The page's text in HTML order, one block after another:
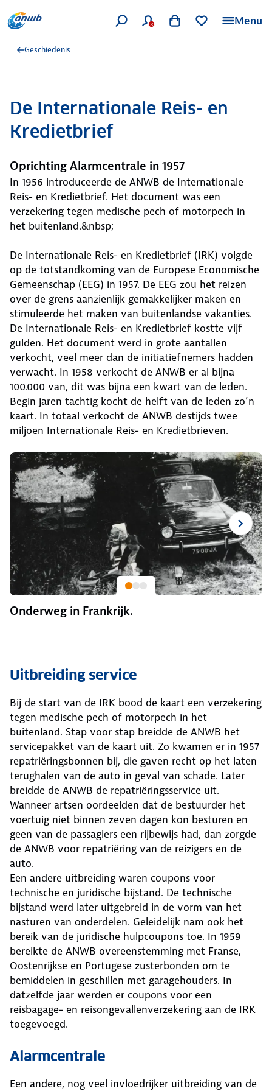
Menu
Geschiedenis
De Internationale Reis- en
Kredietbrief
Oprichting Alarmcentrale in 1957
In 1956 introduceerde de ANWB de Internationale
Reis- en Kredietbrief. Het document was een
verzekering tegen medische pech of motorpech in
het buitenland.&nbsp;
De Internationale Reis- en Kredietbrief (IRK) volgde
op de totstandkoming van de Europese Economische
Gemeenschap (EEG) in 1957. De EEG zou het reizen
over de grens aanzienlijk gemakkelijker maken en
stimuleerde het maken van buitenlandse vakanties.
De Internationale Reis- en Kredietbrief kostte vijf
gulden. Het document werd in grote aantallen
verkocht, veel meer dan de initiatiefnemers hadden
verwacht. In 1958 verkocht de ANWB er al bijna
100.000 van, dit was bijna een kwart van de leden.
Begin jaren tachtig kocht de helft van de leden zo’n
kaart. In totaal verkocht de ANWB destijds twee
miljoen Internationale Reis- en Kredietbrieven.
Onderweg in Frankrijk.
Uitbreiding service
Bij de start van de IRK bood de kaart een verzekering
tegen medische pech of motorpech in het
buitenland. Stap voor stap breidde de ANWB het
servicepakket van de kaart uit. Zo kwamen er in 1957
repatriëringsbonnen bij, die gaven recht op het laten
terughalen van de auto in geval van schade. Later
breidde de ANWB de repatriëringsservice uit.
Wanneer artsen oordeelden dat de bestuurder het
voertuig niet binnen zeven dagen kon besturen en
geen van de passagiers een rijbewijs had, dan zorgde
de ANWB voor repatriëring van de reizigers en de
auto.
Een andere uitbreiding waren coupons voor
technische en juridische bijstand. De technische
bijstand werd later uitgebreid in de vorm van het
nasturen van onderdelen. Geleidelijk nam ook het
bereik van de juridische hulpcoupons toe. In 1959
bereikte de ANWB overeenstemming met Franse,
Oostenrijkse en Portugese zusterbonden om te
bemiddelen in geschillen met garagehouders. In
datzelfde jaar werden er coupons voor een
reisbagage- en reisongevallenverzekering aan de IRK
toegevoegd.
Alarmcentrale
Een andere, nog veel invloedrijker uitbreiding van de